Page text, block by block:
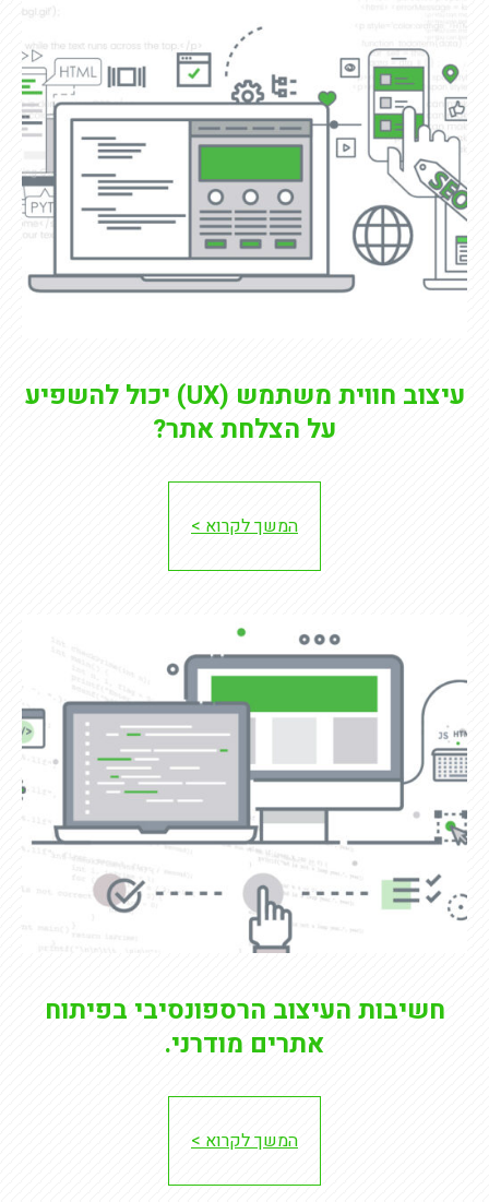
עיצוב חווית משתמש (UX) יכול להשפיע
על הצלחת אתר?
המשך לקרוא >
חשיבות העיצוב הרספונסיבי בפיתוח
אתרים מודרני.
המשך לקרוא >